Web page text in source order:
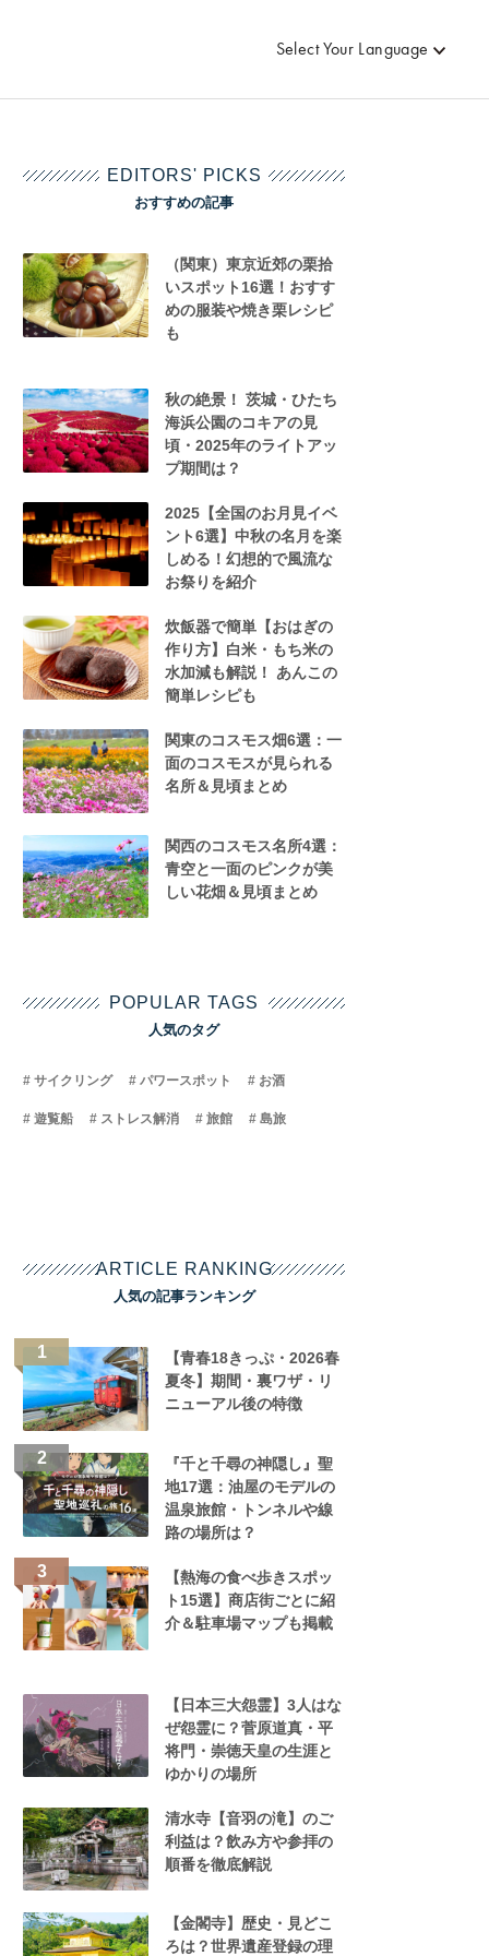
Select Your Language
EDITORS' PICKS
おすすめの記事
（関東）東京近郊の栗拾
いスポット16選！おすす
めの服装や焼き栗レシピ
も
秋の絶景！ 茨城・ひたち
海浜公園のコキアの見
頃・2025年のライトアッ
プ期間は？
2025【全国のお月見イベ
ント6選】中秋の名月を楽
しめる！幻想的で風流な
お祭りを紹介
炊飯器で簡単【おはぎの
作り方】白米・もち米の
水加減も解説！ あんこの
簡単レシピも
関東のコスモス畑6選：一
面のコスモスが見られる
名所＆見頃まとめ
関西のコスモス名所4選：
青空と一面のピンクが美
しい花畑＆見頃まとめ
POPULAR TAGS
人気のタグ
サイクリング パワースポット お酒
遊覧船 ストレス解消 旅館 島旅
ARTICLE RANKING
人気の記事ランキング
【青春18きっぷ・2026春
夏冬】期間・裏ワザ・リ
ニューアル後の特徴
『千と千尋の神隠し』聖
地17選：油屋のモデルの
温泉旅館・トンネルや線
路の場所は？
【熱海の食べ歩きスポッ
ト15選】商店街ごとに紹
介＆駐車場マップも掲載
【日本三大怨霊】3人はな
ぜ怨霊に？菅原道真・平
将門・崇徳天皇の生涯と
ゆかりの場所
清水寺【音羽の滝】のご
利益は？飲み方や参拝の
順番を徹底解説
【金閣寺】歴史・見どこ
ろは？世界遺産登録の理